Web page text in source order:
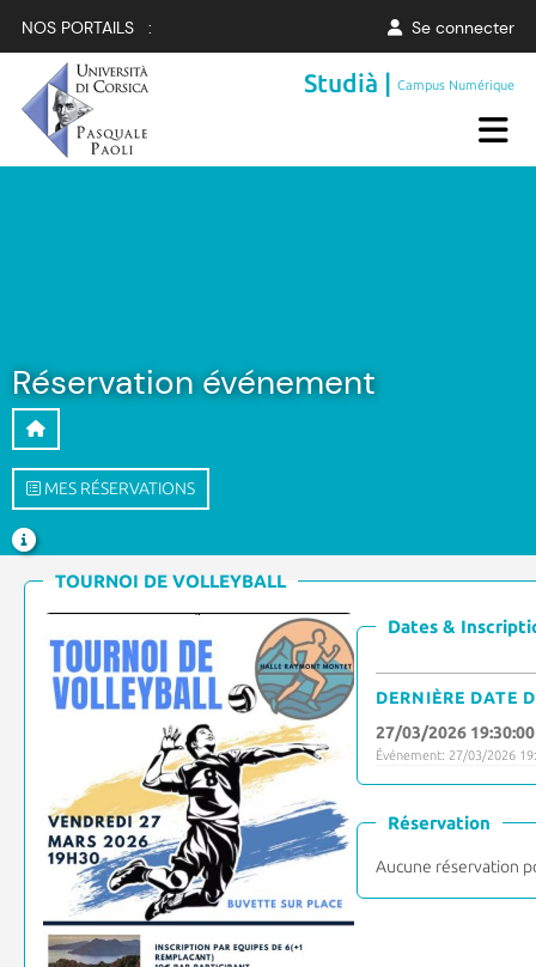
NOS PORTAILS : Se connecter
Studià |Campus Numérique
Réservation événement
MES RÉSERVATIONS
TOURNOI DE VOLLEYBALL
Dates &
DERNIÈRE DATE
27/03/2026 19:30:00
Événement: 27/03/2026
Réservation
Aucune réservation